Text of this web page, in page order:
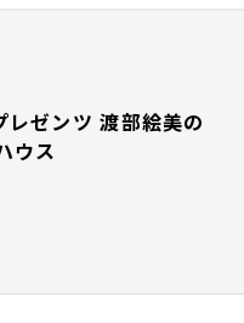
ゼンツ 渡部絵美の
ウス